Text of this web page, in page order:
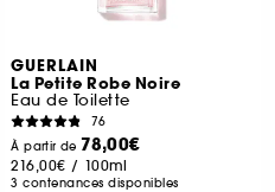
GUERLAIN
La Petite Robe Noire
Eau de Toilette
76
À partir de 78,00€
216,00€ / 100ml
3 contenances disponibles